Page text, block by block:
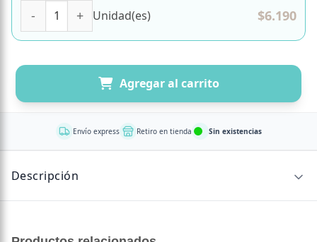
Unidad(es) $6.190
Agregar al carrito
Envío express Retiro en tienda Sin existencias
Descripción